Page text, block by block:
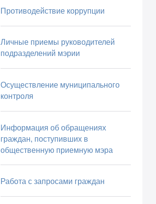
Противодействие коррупции
Личные приемы руководителей
подразделений мэрии
Осуществление муниципального
контроля
Информация об обращениях
граждан, поступивших в
общественную приемную мэра
Работа с запросами граждан